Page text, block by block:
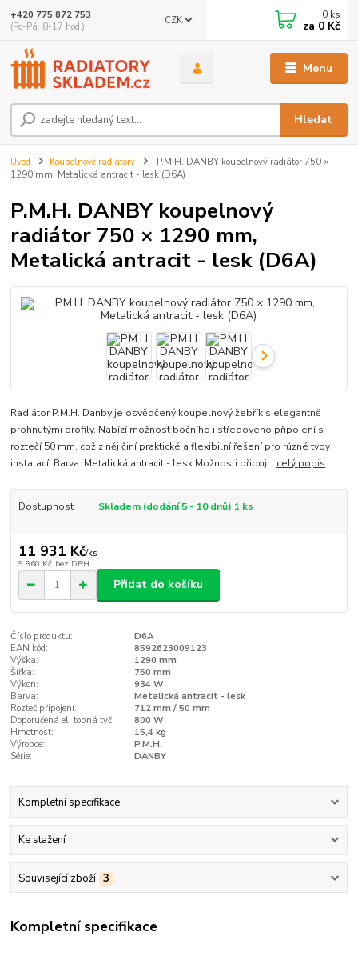
Menu
CZK
Hledat
+420 775 872 753
(Po-Pá, 8-17 hod.)
0 ks
za 0 Kč
Úvod Koupelnové radiátory
P.M.H. DANBY koupelnový radiátor 750 ×
1290 mm, Metalická antracit - lesk (D6A)
P.M.H. DANBY koupelnový
radiátor 750 × 1290 mm,
Metalická antracit - lesk (D6A)
Radiátor P.M.H. Danby je osvědčený koupelnový žebřík s elegantně
prohnutými profily. Nabízí možnost bočního i středového připojení s
roztečí 50 mm, což z něj činí praktické a flexibilní řešení pro různé typy
instalací. Barva: Metalická antracit - lesk Možnosti připoj... celý popis
Dostupnost Skladem (dodání 5 - 10 dnů) 1 ks
11 931 Kč/ks
9 860 Kč bez DPH
Přidat do košíku
Číslo produktu:
D6A
EAN kód:
8592623009123
Výška:
1290 mm
Šířka:
750 mm
Výkon:
934 W
Barva:
Metalická antracit - lesk
Rozteč připojení:
712 mm / 50 mm
Doporučená el. topná tyč:
800 W
Hmotnost:
15,4 kg
Výrobce:
P.M.H.
Série:
DANBY
Kompletní specifikace
Ke stažení
Související zboží 3
Kompletní specifikace